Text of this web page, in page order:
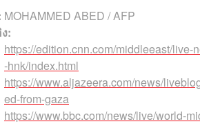
MOHAMMED ABED / AFP
:
https://edition.cnn.com/middleeast/
-hnk/index.html
https://www.aljazeera.com/news/
ed-from-gaza
https://www.bbc.com/news/live/world-